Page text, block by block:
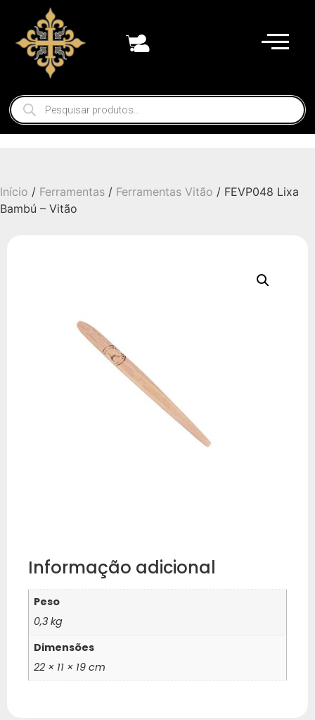
Início / Ferramentas / Ferramentas Vitão / FEVP048 Lixa
Bambú – Vitão
Informação adicional
Peso
0,3 kg
Dimensões
22 × 11 × 19 cm